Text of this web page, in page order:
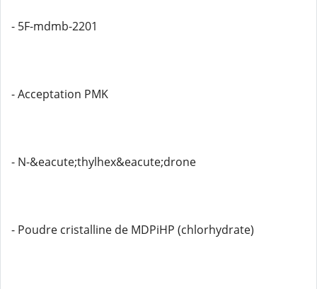
- 5F-mdmb-2201
- Acceptation PMK
- N-&eacute;thylhex&eacute;drone
- Poudre cristalline de MDPiHP (chlorhydrate)